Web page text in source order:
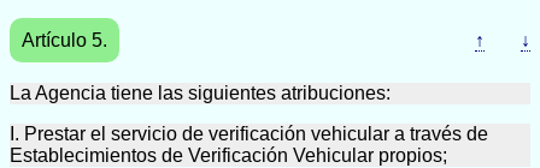
Artículo 5. ↑ ↓
La Agencia tiene las siguientes atribuciones:
I. Prestar el servicio de verificación vehicular a través de
Establecimientos de Verificación Vehicular propios;